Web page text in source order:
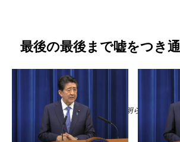
最後の最後まで嘘をつき
神保哲生氏の質問に対し、明らかに不快感